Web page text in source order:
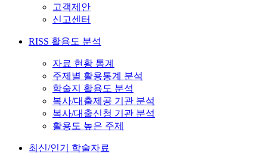
고객제안
신고센터
RISS 활용도 분석
자료 현황 통계
주제별 활용통계 분석
학술지 활용도 분석
복사/대출제공 기관 분석
복사/대출신청 기관 분석
활용도 높은 주제
최신/인기 학술자료